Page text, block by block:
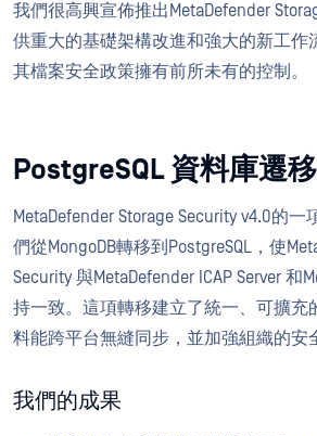
我們很高興宣佈推出MetaDefender
供重大的基礎架構改進和強大的新工作
其檔案安全政策擁有前所未有的控制。
PostgreSQL 資料庫遷
MetaDefender Storage Security v4.0的
們從MongoDB轉移到PostgreSQL，使
Security 與MetaDefender ICAP Server 和
持一致。這項轉移建立了統一、可擴充
料能跨平台無縫同步，並加強組織的安
我們的成果